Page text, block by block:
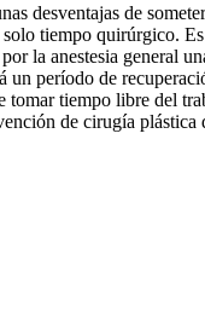
desventajas de
tiempo quirúrgico.
la anestesia general
un período de
tomar tiempo libre del
de cirugía plástica